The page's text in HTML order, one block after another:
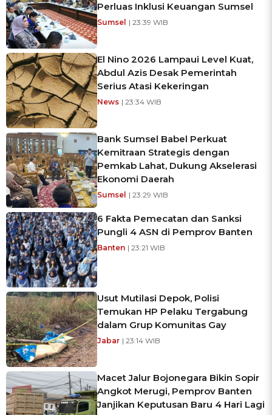
Perluas Inklusi Keuangan Sumsel
Sumsel | 23:39 WIB
El Nino 2026 Lampaui Level Kuat,
Abdul Azis Desak Pemerintah
Serius Atasi Kekeringan
News | 23:34 WIB
Bank Sumsel Babel Perkuat
Kemitraan Strategis dengan
Pemkab Lahat, Dukung Akselerasi
Ekonomi Daerah
Sumsel | 23:29 WIB
6 Fakta Pemecatan dan Sanksi
Pungli 4 ASN di Pemprov Banten
Banten | 23:21 WIB
Usut Mutilasi Depok, Polisi
Temukan HP Pelaku Tergabung
dalam Grup Komunitas Gay
Jabar | 23:14 WIB
Macet Jalur Bojonegara Bikin Sopir
Angkot Merugi, Pemprov Banten
Janjikan Keputusan Baru 4 Hari Lagi